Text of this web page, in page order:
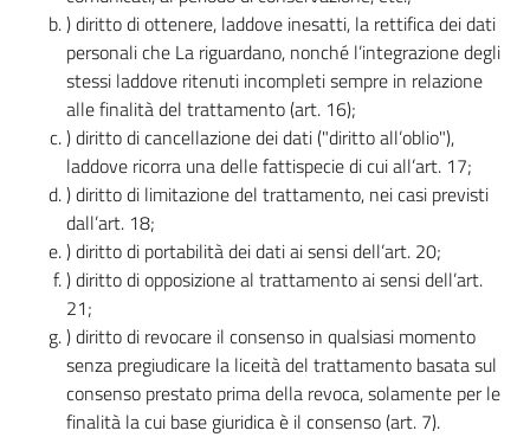
) diritto di ottenere, laddove inesatti, la rettifica dei dati
personali che La riguardano, nonché l’integrazione degli
stessi laddove ritenuti incompleti sempre in relazione
alle finalità del trattamento (art. 16);
) diritto di cancellazione dei dati ("diritto all’oblio"),
laddove ricorra una delle fattispecie di cui all’art. 17;
) diritto di limitazione del trattamento, nei casi previsti
dall’art. 18;
) diritto di portabilità dei dati ai sensi dell’art. 20;
) diritto di opposizione al trattamento ai sensi dell’art.
21;
) diritto di revocare il consenso in qualsiasi momento
senza pregiudicare la liceità del trattamento basata sul
consenso prestato prima della revoca, solamente per le
finalità la cui base giuridica è il consenso (art. 7).